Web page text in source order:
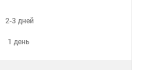
2-3 дней
1 день